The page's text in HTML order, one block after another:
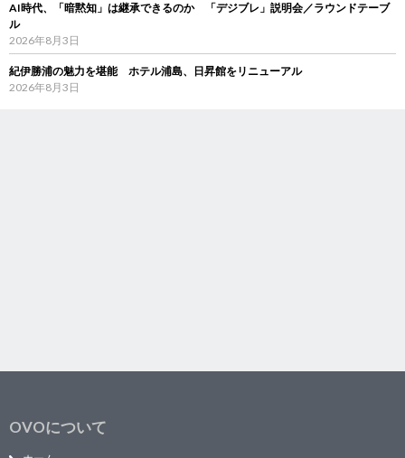
AI時代、「暗黙知」は継承できるのか 「デジブレ」説明会／ラウンドテーブ
ル
2026年8月3日
紀伊勝浦の魅力を堪能 ホテル浦島、日昇館をリニューアル
2026年8月3日
OVOについて